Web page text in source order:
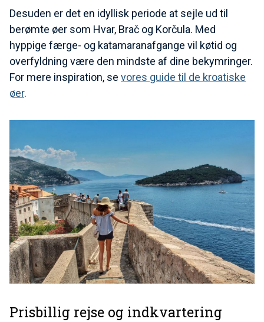
Desuden er det en idyllisk periode at sejle ud til
berømte øer som Hvar, Brač og Korčula. Med
hyppige færge- og katamaranafgange vil køtid og
overfyldning være den mindste af dine bekymringer.
For mere inspiration, se vores guide til de kroatiske
øer.
Prisbillig rejse og indkvartering